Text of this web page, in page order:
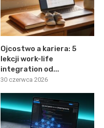
Ojcostwo a kariera: 5
lekcji work-life
integration od...
30 czerwca 2026